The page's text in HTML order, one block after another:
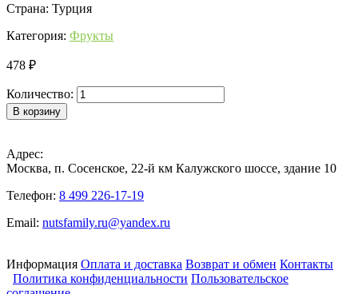
Страна: Турция
Категория: Фрукты
478 ₽
Количество:
В корзину
Адрес:
Москва, п. Сосенское, 22-й км Калужского шоссе, здание 10
Телефон: 8 499 226-17-19
Email: nutsfamily.ru@yandex.ru
Информация Оплата и доставка Возврат и обмен Контакты
Политика конфиденциальности Пользовательское